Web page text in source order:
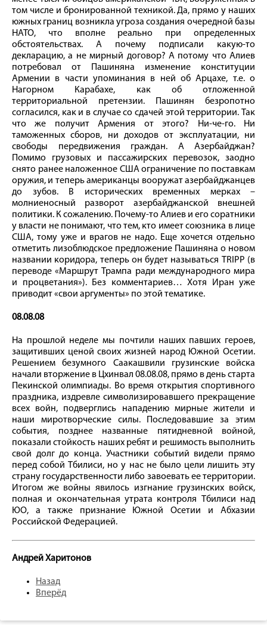
том числе и бронированной техникой. Да, прямо у наших
южных границ возникла угроза создания очередной базы
НАТО, что вполне реально при определенных
обстоятельствах. А почему подписали какую-то
декларацию, а не мирный договор? А потому что Алиев
потребовал от Пашиняна изменение конституции
Армении в части упоминания в ней об Арцахе, т.е. о
Нагорном Карабахе, как об отложенной
территориальной претензии. Пашинян безропотно
согласился, как и в случае со сдачей этой территории. Так
что же получит Армения от этого? Ни-че-го. Ни
таможенных сборов, ни доходов от эксплуатации, ни
свободы передвижения граждан. А Азербайджан?
Помимо грузовых и пассажирских перевозок, заодно
снято ранее наложенное США ограничение по поставкам
оружия, и теперь американцы вооружат азербайджанцев
до зубов. В исторических временных мерках –
молниеносный разворот азербайджанской внешней
политики. К сожалению. Почему-то Алиев и его соратники
у власти не понимают, что тем, кто имеет союзника в лице
США, тому уже и врагов не надо. Еще хочется отдельно
отметить лизоблюдское предложение Пашиняна о новом
названии коридора, теперь он будет называться TRIPP (в
переводе «Маршрут Трампа ради международного мира
и процветания»). Без комментариев… Хотя Иран уже
приводит «свои аргументы» по этой тематике.
08.08.08
На прошлой неделе мы почтили наших павших героев,
защитивших ценой своих жизней народ Южной Осетии.
Решением безумного Саакашвили грузинские войска
начали вторжение в Цхинвал 08.08.08, прямо в день старта
Пекинской олимпиады. Во время открытия спортивного
праздника, издревле символизировавшего прекращение
всех войн, подверглись нападению мирные жители и
наши миротворческие силы. Последовавшие за этим
события, позднее названные пятидневной войной,
показали стойкость наших ребят и решимость выполнить
свой долг до конца. Участники событий видели прямо
перед собой Тбилиси, но у нас не было цели лишить эту
страну государственности либо завоевать ее территории.
Итогом же войны явилось изгнание грузинских войск,
полная и окончательная утрата контроля Тбилиси над
ЮО, а также признание Южной Осетии и Абхазии
Российской Федерацией.
Андрей Харитонов
Назад
Вперёд